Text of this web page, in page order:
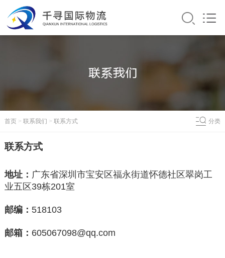
首页> 联系我们 > 联系方式 分类
联系方式
地址： 广东省深圳市宝安区福永街道怀德社区翠岗工
业五区39栋201室
邮编： 518103
邮箱： 605067098@qq.com